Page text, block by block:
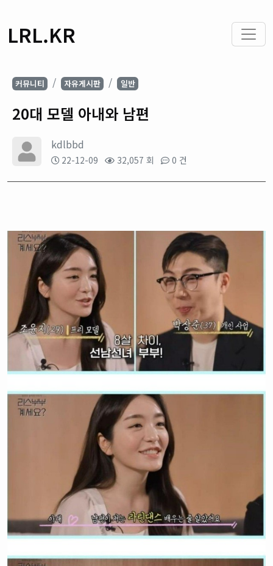
LRL.KR
커뮤니티 자유게시판 일반
20대 모델 아내와 남편
kdlbbd
22-12-09 32,057 회 0 건